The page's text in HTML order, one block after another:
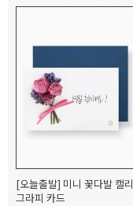
[오늘출발] 미니 꽃다발 캘리
그라피 카드